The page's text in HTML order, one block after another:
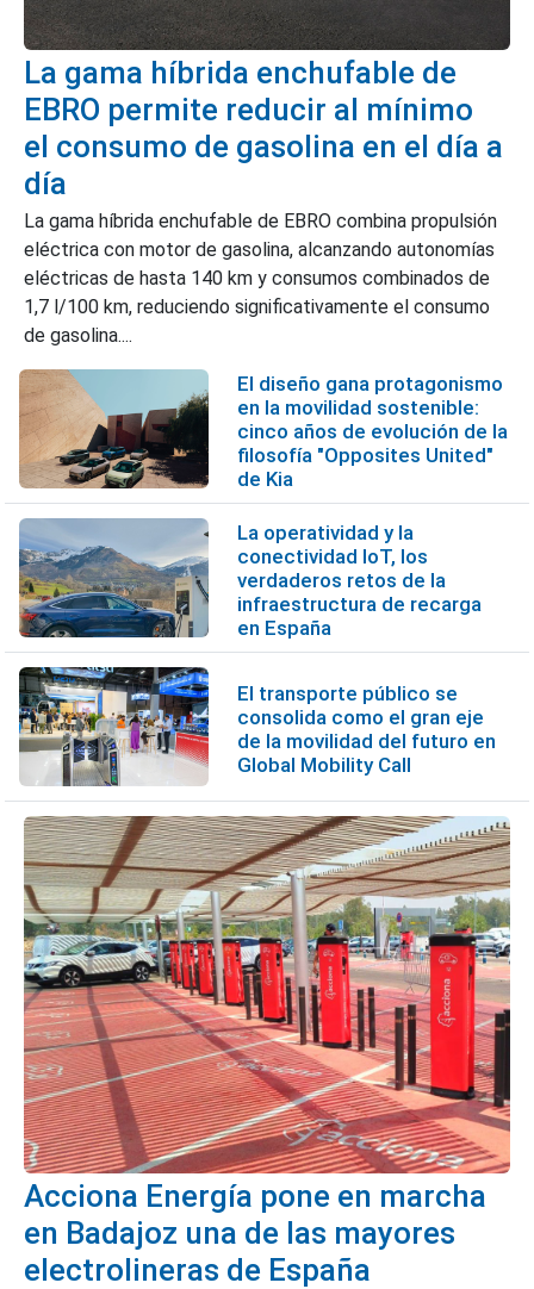
La gama híbrida enchufable de
EBRO permite reducir al mínimo
el consumo de gasolina en el día a
día
La gama híbrida enchufable de EBRO combina propulsión
eléctrica con motor de gasolina, alcanzando autonomías
eléctricas de hasta 140 km y consumos combinados de
1,7 l/100 km, reduciendo significativamente el consumo
de gasolina....
El diseño gana protagonismo
en la movilidad sostenible:
cinco años de evolución de la
filosofía "Opposites United"
de Kia
La operatividad y la
conectividad IoT, los
verdaderos retos de la
infraestructura de recarga
en España
El transporte público se
consolida como el gran eje
de la movilidad del futuro en
Global Mobility Call
Acciona Energía pone en marcha
en Badajoz una de las mayores
electrolineras de España